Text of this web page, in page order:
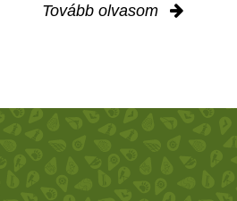
Tovább olvasom